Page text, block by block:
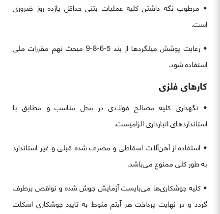
• مرطوب نگه داشتن کلیه عملیات بتنی حداقل یازده روز ضروری
است.
• رعایت پوشش میلگردها از بند 5-6-8-9 مبحث نهم مقررات ملی
استفاده شود.
کارهای فلزی
• نگهداری کلیه مصالح فولادی در محل مناسب و مطابق با
استانداردهای انبارداری الزامیست.
• استفاده از آهن‌آلات اسقاطی و مصرف شده قبلی و غیر استاندارد
به طور کلی ممنوع می‌باشد.
• کلیه جوشکاری‌ها می‌بایست آزمایش جوش شده و نواقص برطرف
گردد و در نهایت پرداخت هر آیتم منوط به تایید جوشکاری اسکلت